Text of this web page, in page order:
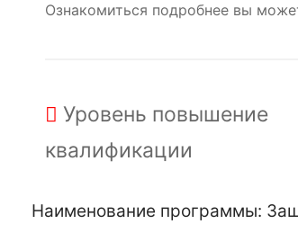
Ознакомиться подробнее вы
Уровень повышение
квалификации
Наименование программы: